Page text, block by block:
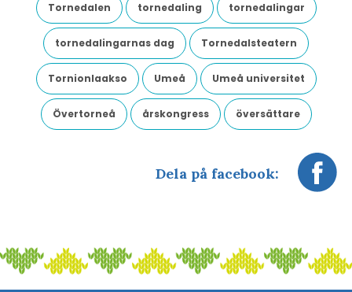
Tornedalen tornedaling tornedalingar
tornedalingarnas dag Tornedalsteatern
Tornionlaakso Umeå Umeå universitet
Övertorneå årskongress översättare
Dela på facebook: